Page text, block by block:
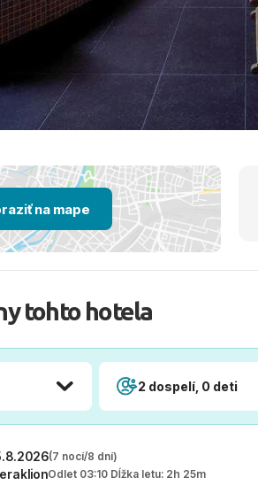
na mape
tohto hotela
2 dospelí, 0 deti
(7 nocí/8 dní)
Odlet 03:10 Dĺžka letu: 2h 25m